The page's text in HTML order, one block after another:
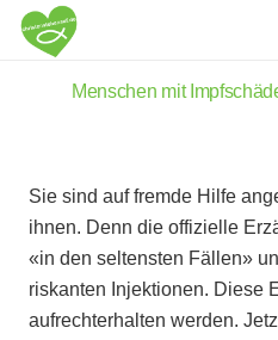
Menschen mit
Sie sind auf fremde Hilfe
ihnen. Denn die offizielle
«in den seltensten Fällen»
riskanten Injektionen. Diese
aufrechterhalten werden.